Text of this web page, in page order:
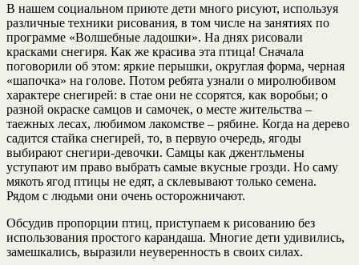
В нашем социальном приюте дети много рисуют, используя
различные техники рисования, в том числе на занятиях по
программе «Волшебные ладошки». На днях рисовали
красками снегиря. Как же красива эта птица! Сначала
поговорили об этом: яркие перышки, округлая форма, черная
«шапочка» на голове. Потом ребята узнали о миролюбивом
характере снегирей: в стае они не ссорятся, как воробьи; о
разной окраске самцов и самочек, о месте жительства –
таежных лесах, любимом лакомстве – рябине. Когда на дерево
садится стайка снегирей, то, в первую очередь, ягоды
выбирают снегири-девочки. Самцы как джентльмены
уступают им право выбрать самые вкусные грозди. Но саму
мякоть ягод птицы не едят, а склевывают только семена.
Рядом с людьми они очень осторожничают.
Обсудив пропорции птиц, приступаем к рисованию без
использования простого карандаша. Многие дети удивились,
замешкались, выразили неуверенность в своих силах.